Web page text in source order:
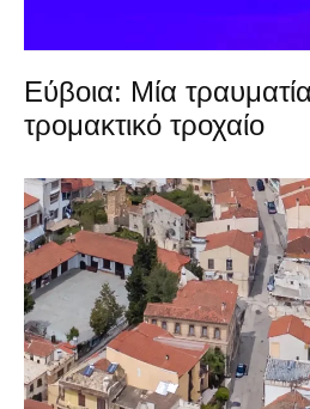
Εύβοια: Μία
τρομακτικό τροχαίο